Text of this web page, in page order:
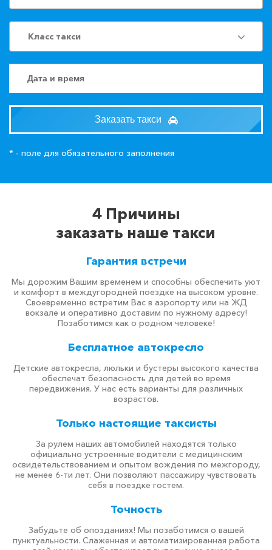
Класс такси
Заказать такси
* - поле для обязательного заполнения
4 Причины
заказать наше такси
Гарантия встречи
Мы дорожим Вашим временем и способны обеспечить уют
и комфорт в междугородней поездке на высоком уровне.
Своевременно встретим Вас в аэропорту или на ЖД
вокзале и оперативно доставим по нужному адресу!
Позаботимся как о родном человеке!
Бесплатное автокресло
Детские автокресла, люльки и бустеры высокого качества
обеспечат безопасность для детей во время
передвижения. У нас есть варианты для различных
возрастов.
Только настоящие таксисты
За рулем наших автомобилей находятся только
официально устроенные водители с медицинским
освидетельствованием и опытом вождения по межгороду,
не менее 6-ти лет. Они позволяют пассажиру чувствовать
себя в поездке гостем.
Точность
Забудьте об опозданиях! Мы позаботимся о вашей
пунктуальности. Слаженная и автоматизированная работа